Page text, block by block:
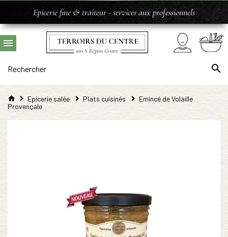
Epicerie fine & traiteur - services aux professionnels
Epicerie salée Plats cuisinés
Emincé de Volaille
Provençale